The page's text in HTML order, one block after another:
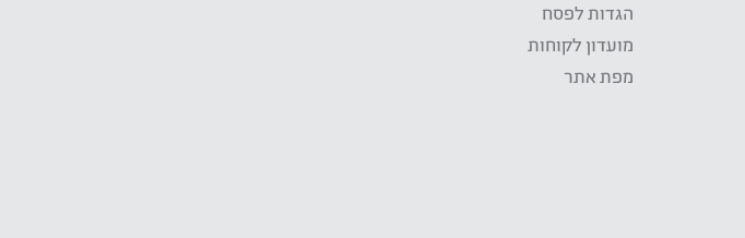
הגדות לפסח
מועדון לקוחות
מפת אתר